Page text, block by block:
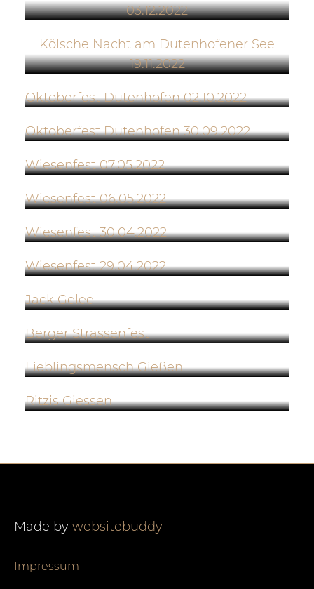
03.12.2022
Kölsche Nacht am Dutenhofener See
19.11.2022
Oktoberfest Dutenhofen 02.10.2022
Oktoberfest Dutenhofen 30.09.2022
Wiesenfest 07.05.2022
Wiesenfest 06.05.2022
Wiesenfest 30.04.2022
Wiesenfest 29.04.2022
Jack Gelee
Berger Strassenfest
Lieblingsmensch Gießen
Ritzis Giessen
Made by websitebuddy
Impressum